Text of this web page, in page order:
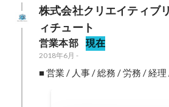
株式会社クリエイティブ
ィチュート
営業本部 現在
2018年6月 -
■ 営業 / 人事 / 総務 / 労務 / 経